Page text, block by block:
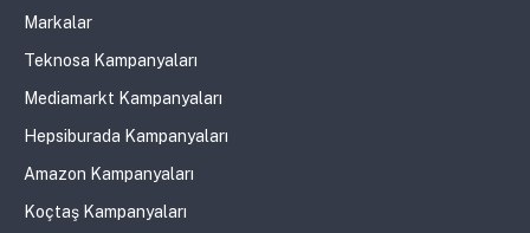
Markalar
Teknosa Kampanyaları
Mediamarkt Kampanyaları
Hepsiburada Kampanyaları
Amazon Kampanyaları
Koçtaş Kampanyaları